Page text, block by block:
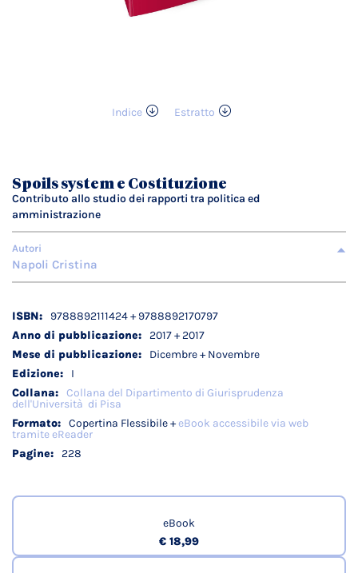
Indice
Estratto
galleria
di
immagini
Spoils system e Costituzione
Contributo allo studio dei rapporti tra politica ed
amministrazione
Autori
Napoli Cristina
Dettagli
tecnici
9788892111424 + 9788892170797
2017 + 2017
Dicembre + Novembre
I
Collana del Dipartimento di Giurisprudenza
dell'Università di Pisa
Copertina Flessibile +eBook accessibile via web
tramite eReader
228
eBook
€ 18,99